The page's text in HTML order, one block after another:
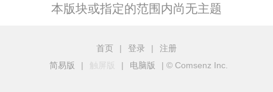
本版块或指定的范围内尚无主题
首页 | 登录 |
注册
简易版
| 触屏版 | 电脑版 | © Comsenz Inc.